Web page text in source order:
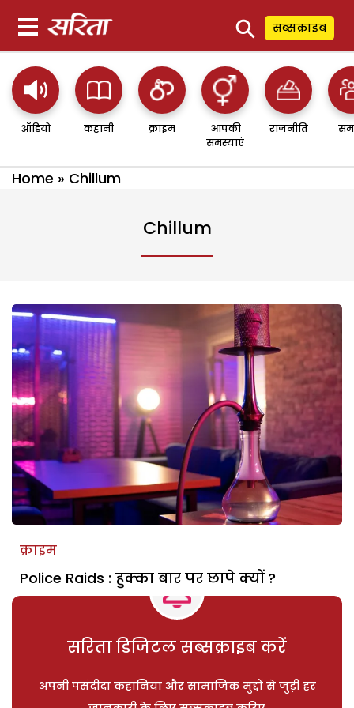
⚲ सब्सक्राइब
ऑडियो कहानी क्राइम
आपकी
समस्याएं
राजनीति
Home » Chillum
Chillum
क्राइम
Police Raids : हुक्का बार पर छापे क्यों ?
सरिता डिजिटल सब्सक्राइब करें
अपनी पसंदीदा कहानियां और सामाजिक मुद्दों से जुड़ी हर